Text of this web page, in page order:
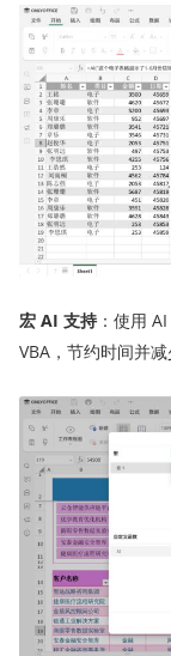
宏 AI 支持 ：使用
VBA，节约时间并减